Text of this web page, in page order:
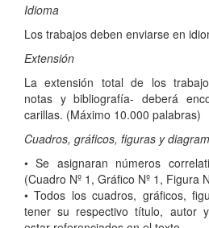
Idioma
Los trabajos deben enviarse en
Extensión
La extensión total de los
notas y bibliografía- deberá
carillas. (Máximo 10.000 palabras)
Cuadros, gráficos, figuras y
• Se asignaran números
(Cuadro Nº 1, Gráfico Nº 1, Figura
• Todos los cuadros, gráficos,
tener su respectivo título, autor